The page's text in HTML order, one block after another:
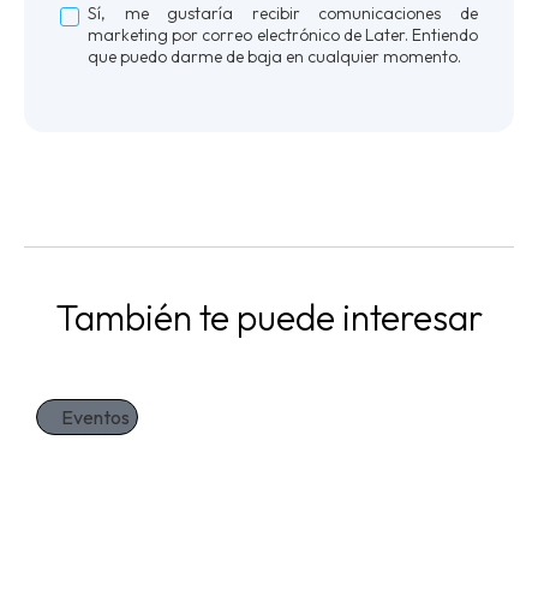
Sí, me gustaría recibir comunicaciones de
marketing por correo electrónico de Later. Entiendo
que puedo darme de baja en cualquier momento.
También te puede interesar
Eventos